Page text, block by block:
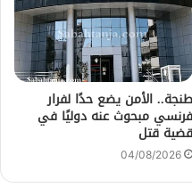
طنجة.. الأمن يضع حدًا لفرار
فرنسي مبحوث عنه دوليًا في
قضية قتل
04/08/2026